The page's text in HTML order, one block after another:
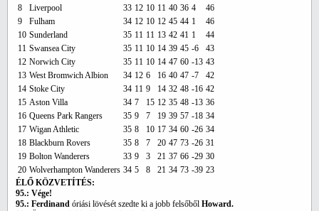
8
Liverpool 33 12 10 11 40 36 4
46
9
Fulham 34 12 10 12 45 44 1
46
10 Sunderland 35 11 11 13 42 41 1
44
11 Swansea City 35 11 10 14 39 45 -6
43
12 Norwich City 35 11 10 14 47 60 -13 43
13 West Bromwich Albion 34 12 6 16 40 47 -7
42
14 Stoke City 34 11 9 14 32 48 -16 42
15 Aston Villa 34 7 15 12 35 48 -13 36
16 Queens Park Rangers 35 9 7 19 39 57 -18 34
17 Wigan Athletic 35 8 10 17 34 60 -26 34
18 Blackburn Rovers 35 8 7 20 47 73 -26 31
19 Bolton Wanderers 33 9 3 21 37 66 -29 30
20 Wolverhampton Wanderers 34 5 8 21 34 73 -39 23
ÉLŐ KÖZVETÍTÉS:
95.: Vége!
95.: Ferdinand óriási lövését szedte ki a jobb felsőből Howard.